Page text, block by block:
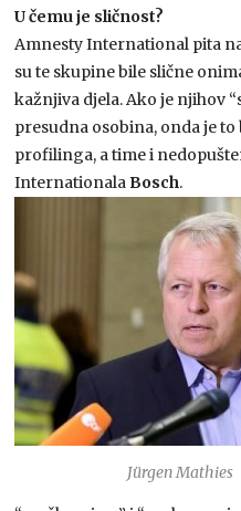
U čemu je sličnost?
Amnesty International pita
su te skupine bile slične
kažnjiva djela. Ako je njihov
presudna osobina, onda je
profilinga, a time i
InternationalaBosch.
Jürgen Mathies